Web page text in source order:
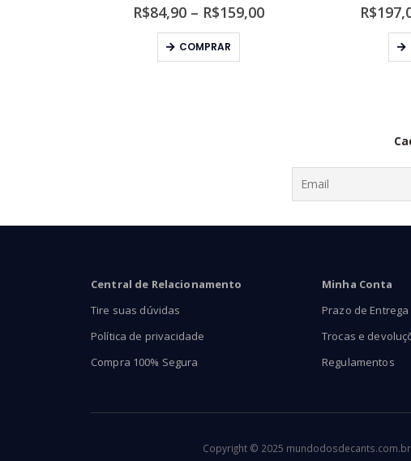
R$84,90 – R$159,00Faixa
COMPRAR
Este produto tem várias variantes. As opções podem ser escolhidas na página do produto
R$
Central de Relacionamento
Tire suas dúvidas
Política de privacidade
Compra 100% Segura
Minha Conta
Prazo de Entrega
Trocas e
Regulamentos
Copyright © 2025